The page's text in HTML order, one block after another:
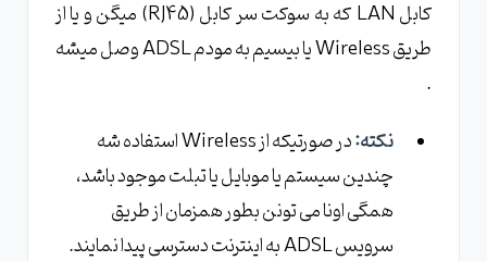
کابل LAN که به سوکت سر کابل (RJ45) میگن و یا از
طریق Wireless یا بیسیم به مودم ADSL وصل میشه
.
نکته:
در صورتیکه از Wireless استفاده شه
چندین سیستم یا موبایل یا تبلت موجود باشد،
همگی اونا می تونن بطور همزمان از طریق
سرویس ADSL به اینترنت دسترسی پیدا نمایند.